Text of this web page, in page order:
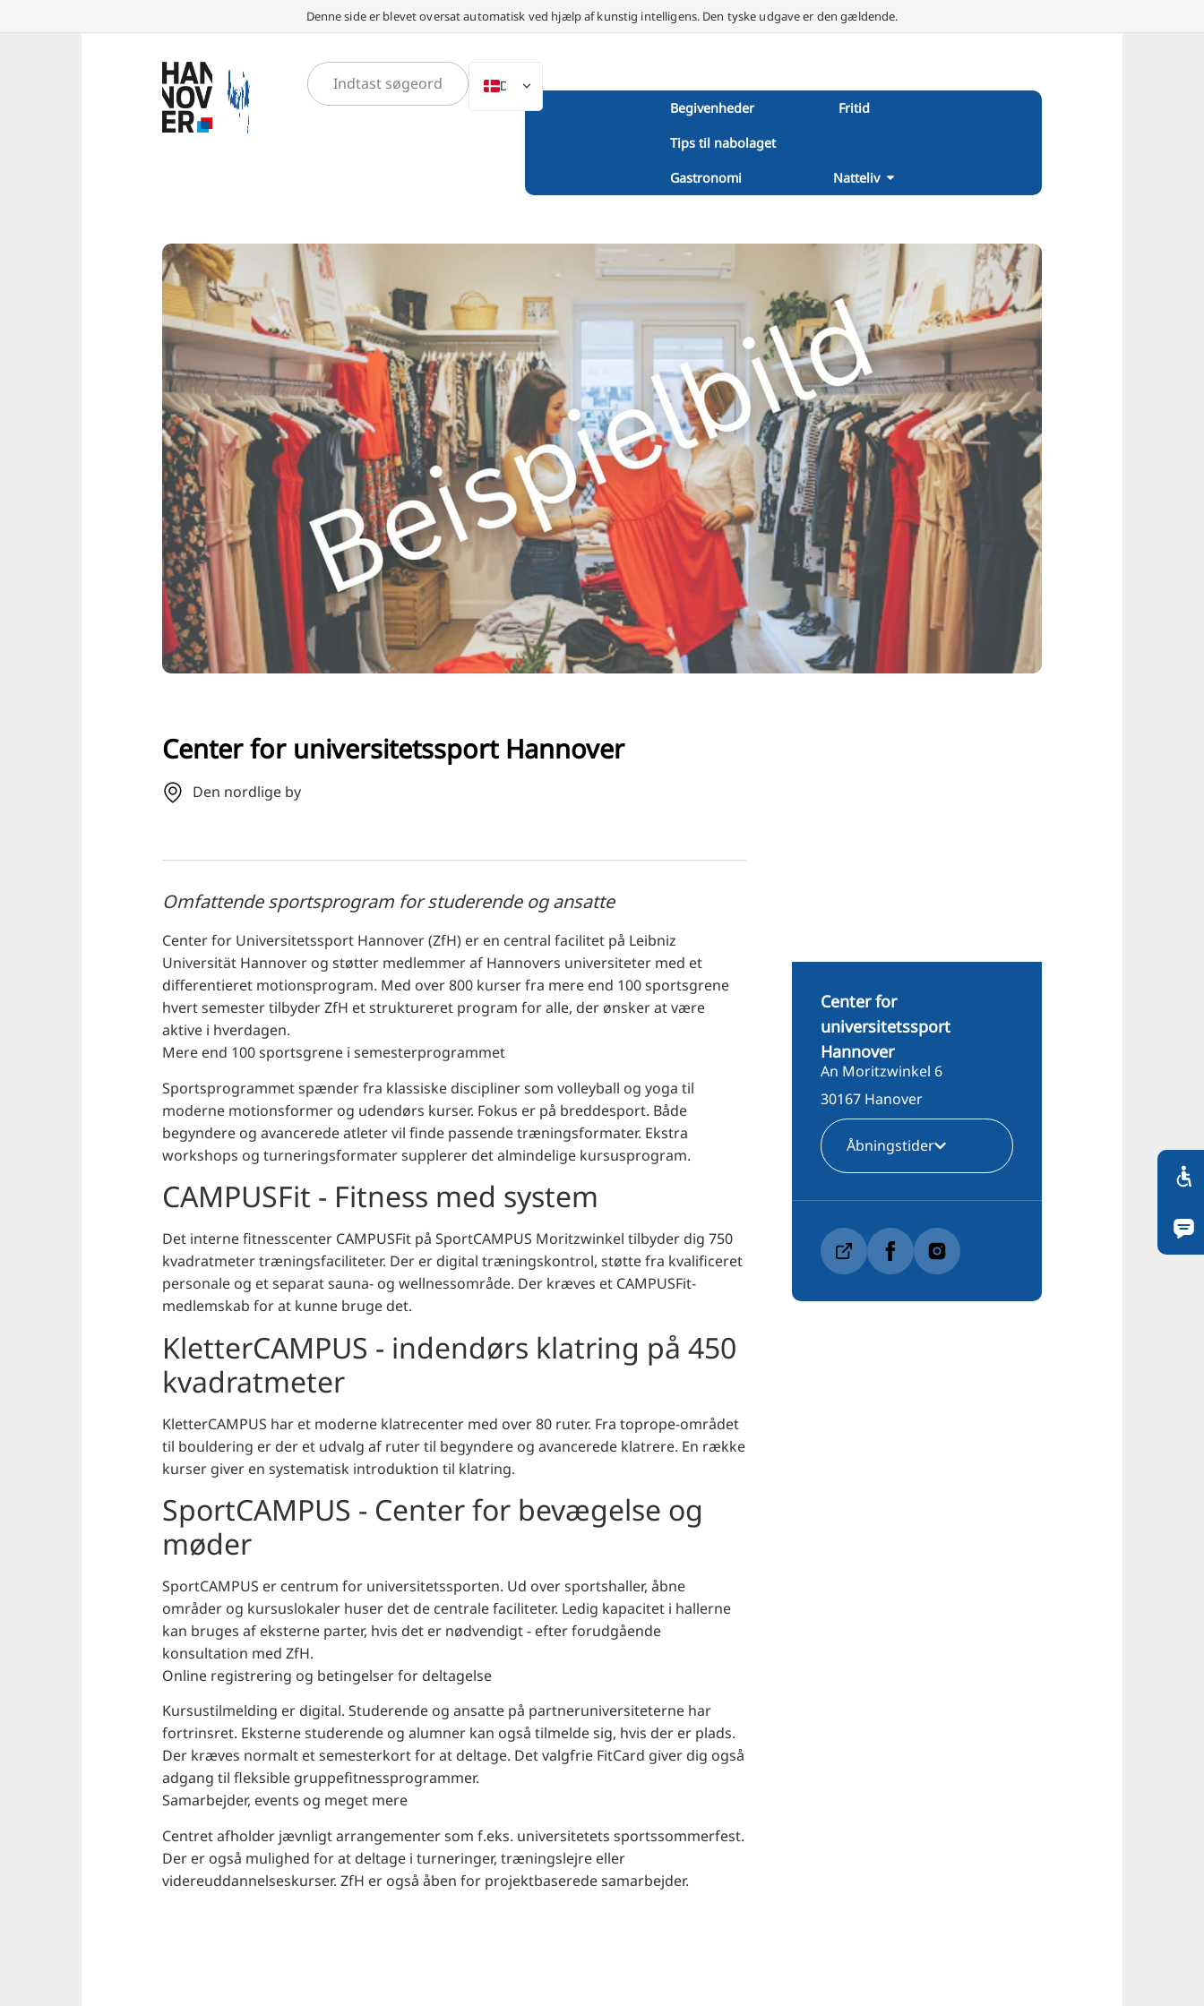
Denne side er blevet oversat automatisk ved hjælp af kunstig intelligens. Den tyske udgave er den gældende.
DE
PT
TR
RU
FI
ZH
KO
JA
UK
Begivenheder Fritid
Tips til nabolaget
Gastronomi Natteliv
Center for universitetssport Hannover
Den nordlige by
Omfattende sportsprogram for studerende og ansatte
Center for Universitetssport Hannover (ZfH) er en central facilitet på Leibniz
Universität Hannover og støtter medlemmer af Hannovers universiteter med et
differentieret motionsprogram. Med over 800 kurser fra mere end 100 sportsgrene
hvert semester tilbyder ZfH et struktureret program for alle, der ønsker at være
aktive i hverdagen.
Mere end 100 sportsgrene i semesterprogrammet
Sportsprogrammet spænder fra klassiske discipliner som volleyball og yoga til
moderne motionsformer og udendørs kurser. Fokus er på breddesport. Både
begyndere og avancerede atleter vil finde passende træningsformater. Ekstra
workshops og turneringsformater supplerer det almindelige kursusprogram.
CAMPUSFit - Fitness med system
Det interne fitnesscenter CAMPUSFit på SportCAMPUS Moritzwinkel tilbyder dig 750
kvadratmeter træningsfaciliteter. Der er digital træningskontrol, støtte fra kvalificeret
personale og et separat sauna- og wellnessområde. Der kræves et CAMPUSFit-
medlemskab for at kunne bruge det.
KletterCAMPUS - indendørs klatring på 450
kvadratmeter
KletterCAMPUS har et moderne klatrecenter med over 80 ruter. Fra toprope-området
til bouldering er der et udvalg af ruter til begyndere og avancerede klatrere. En række
kurser giver en systematisk introduktion til klatring.
SportCAMPUS - Center for bevægelse og
møder
SportCAMPUS er centrum for universitetssporten. Ud over sportshaller, åbne
områder og kursuslokaler huser det de centrale faciliteter. Ledig kapacitet i hallerne
kan bruges af eksterne parter, hvis det er nødvendigt - efter forudgående
konsultation med ZfH.
Online registrering og betingelser for deltagelse
Kursustilmelding er digital. Studerende og ansatte på partneruniversiteterne har
fortrinsret. Eksterne studerende og alumner kan også tilmelde sig, hvis der er plads.
Der kræves normalt et semesterkort for at deltage. Det valgfrie FitCard giver dig også
adgang til fleksible gruppefitnessprogrammer.
Samarbejder, events og meget mere
Centret afholder jævnligt arrangementer som f.eks. universitetets sportssommerfest.
Der er også mulighed for at deltage i turneringer, træningslejre eller
videreuddannelseskurser. ZfH er også åben for projektbaserede samarbejder.
Center for
universitetssport
Hannover
An Moritzwinkel 6
30167 Hanover
Åbningstider